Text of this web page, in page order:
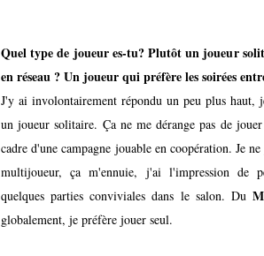
Quel type de joueur es-tu? Plutôt un joueur
en réseau ? Un joueur qui préfère les soirées
J'y ai involontairement répondu un peu plus haut,
un joueur solitaire. Çane me dérange pas de
cadre d'une campagne jouable en coopération. Je
multijoueur, ça m'ennuie, j'ai l'impression de
quelques parties conviviales dans le salon. Du
globalement, je préfère jouer seul.